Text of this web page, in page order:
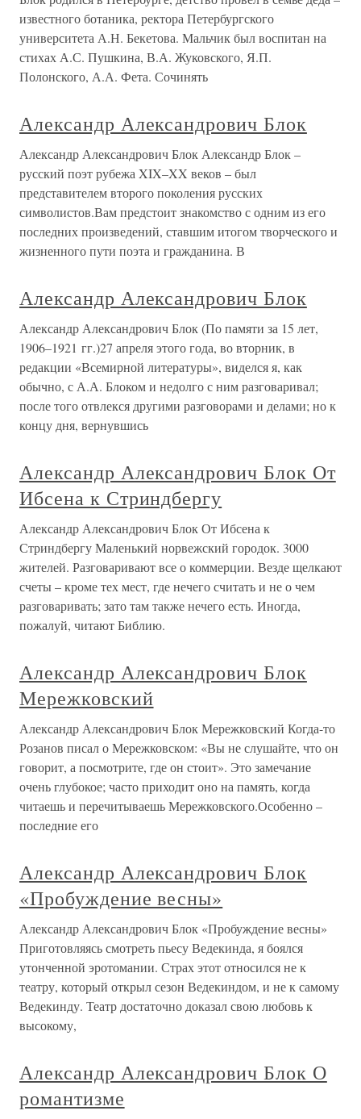
известного ботаника, ректора Петербургского
университета А.Н. Бекетова. Мальчик был воспитан на
стихах А.С. Пушкина, В.А. Жуковского, Я.П.
Полонского, А.А. Фета. Сочинять
Александр Александрович Блок
Александр Александрович Блок Александр Блок –
русский поэт рубежа XIX–XX веков – был
представителем второго поколения русских
символистов.Вам предстоит знакомство с одним из его
последних произведений, ставшим итогом творческого и
жизненного пути поэта и гражданина. В
Александр Александрович Блок
Александр Александрович Блок (По памяти за 15 лет,
1906–1921 гг.)27 апреля этого года, во вторник, в
редакции «Всемирной литературы», виделся я, как
обычно, с А.А. Блоком и недолго с ним разговаривал;
после того отвлекся другими разговорами и делами; но к
концу дня, вернувшись
Александр Александрович Блок От
Ибсена к Стриндбергу
Александр Александрович Блок От Ибсена к
Стриндбергу Маленький норвежский городок. 3000
жителей. Разговаривают все о коммерции. Везде щелкают
счеты – кроме тех мест, где нечего считать и не о чем
разговаривать; зато там также нечего есть. Иногда,
пожалуй, читают Библию.
Александр Александрович Блок
Мережковский
Александр Александрович Блок Мережковский Когда-то
Розанов писал о Мережковском: «Вы не слушайте, что он
говорит, а посмотрите, где он стоит». Это замечание
очень глубокое; часто приходит оно на память, когда
читаешь и перечитываешь Мережковского.Особенно –
последние его
Александр Александрович Блок
«Пробуждение весны»
Александр Александрович Блок «Пробуждение весны»
Приготовляясь смотреть пьесу Ведекинда, я боялся
утонченной эротомании. Страх этот относился не к
театру, который открыл сезон Ведекиндом, и не к самому
Ведекинду. Театр достаточно доказал свою любовь к
высокому,
Александр Александрович Блок О
романтизме